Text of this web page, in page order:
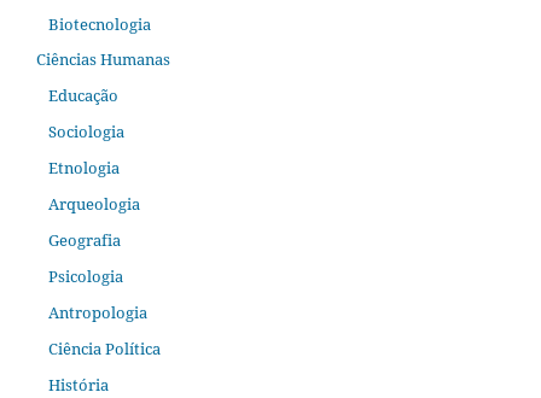
Biotecnologia
Ciências Humanas
Educação
Sociologia
Etnologia
Arqueologia
Geografia
Psicologia
Antropologia
Ciência Política
História